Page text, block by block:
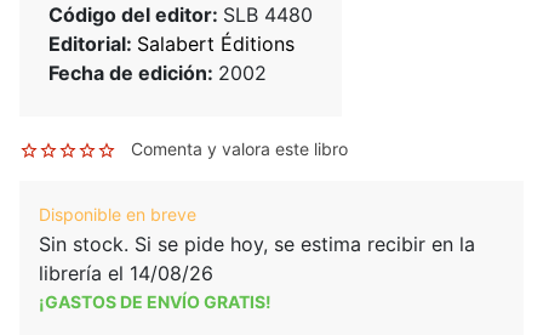
Código del editor: SLB 4480
Editorial: Salabert Éditions
Fecha de edición: 2002
Comenta y valora este libro
Disponible en breve
Sin stock. Si se pide hoy, se estima recibir en la
librería el 14/08/26
¡GASTOS DE ENVÍO GRATIS!